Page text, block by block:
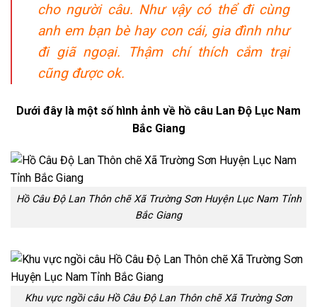
cho người câu. Như vậy có thể đi cùng
anh em bạn bè hay con cái, gia đình như
đi giã ngoại. Thậm chí thích cắm trại
cũng được ok.
Dưới đây là một số hình ảnh về hồ câu Lan Độ Lục Nam
Bắc Giang
Hồ Câu Độ Lan Thôn chẽ Xã Trường Sơn Huyện Lục Nam Tỉnh
Bắc Giang
Khu vực ngồi câu Hồ Câu Độ Lan Thôn chẽ Xã Trường Sơn